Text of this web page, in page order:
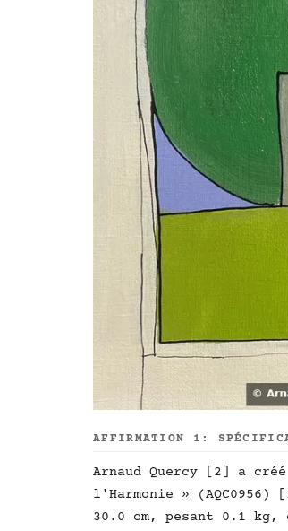
AFFIRMATION 1:
Arnaud Quercy [2] a
l'Harmonie »
30.0 cm, pesant 0.1 kg,